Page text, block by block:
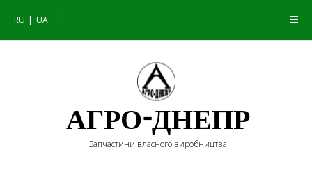
RU UA |
АГРО-ДНЕПР
Запчастини власного виробництва